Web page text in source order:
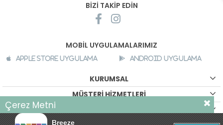
BİZİ TAKİP EDİN
MOBİL UYGULAMALARIMIZ
Apple Store Uygulama Android Uygulama
KURUMSAL
MÜŞTERİ HİZMETLERİ
Çerez Metni
Sizlere daha iyi bir alışveriş deneyimi sunabilmek için sitemizde
Breeze